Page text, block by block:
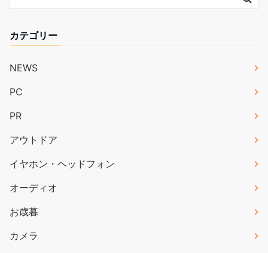
カテゴリー
NEWS
PC
PR
アウトドア
イヤホン・ヘッドフォン
オーディオ
お歳暮
カメラ